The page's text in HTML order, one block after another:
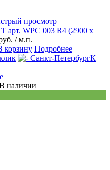
просмотр
арт. WPC 003 R4 (2900 х
/ м.п.
корзину Подробнее
К
наличии